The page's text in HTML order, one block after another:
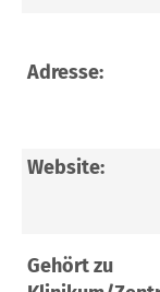
Adresse:
Website:
Gehört zu